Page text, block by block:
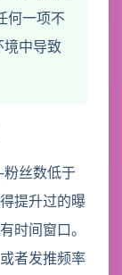
何一项不
境中导致
丝数低于
提升过的曝
间窗口。
者发推频率